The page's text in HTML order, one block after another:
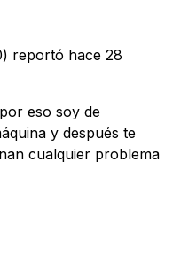
reportó hace 28
eso soy de
y después te
cualquier problema